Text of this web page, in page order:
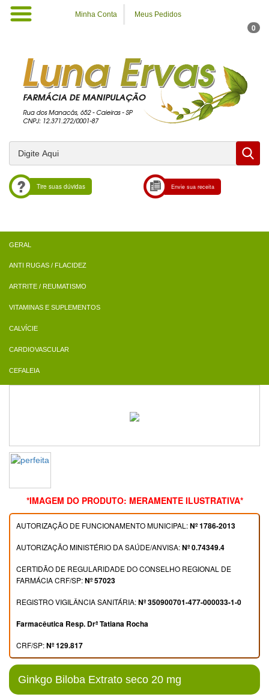
Minha Conta Meus Pedidos
0
Tire suas dúvidas Envie sua receita
ANTI RUGAS / FLACIDEZ
ARTRITE / REUMATISMO
VITAMINAS E SUPLEMENTOS
CALVÍCIE
CARDIOVASCULAR
CEFALEIA
*IMAGEM DO PRODUTO: MERAMENTE ILUSTRATIVA*
AUTORIZAÇÃO DE FUNCIONAMENTO MUNICIPAL:Nº 1786-2013
AUTORIZAÇÃO MINISTÉRIO DA SAÚDE/ANVISA:Nº 0.74349.4
CERTIDÃO DE REGULARIDADE DO CONSELHO REGIONAL DE
FARMÁCIA CRF/SP:Nº 57023
REGISTRO VIGILÂNCIA SANITÁRIA:Nº 350900701-477-000033-1-0
Farmacêutica Resp. Drª Tatiana Rocha
CRF/SP:Nº 129.817
Ginkgo Biloba Extrato seco 20 mg